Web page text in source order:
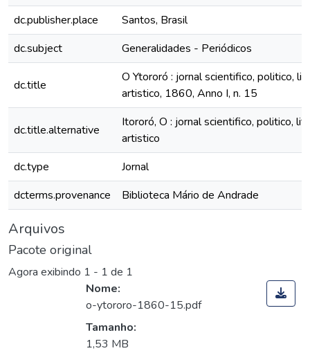
dc.publisher.place
Santos, Brasil
dc.subject
Generalidades - Periódicos
dc.title
O Ytororó : jornal scientifico, politico,
artistico, 1860, Anno I, n. 15
dc.title.alternative
Itororó, O : jornal scientifico, politico,
artistico
dc.type
Jornal
dcterms.provenance
Biblioteca Mário de Andrade
Arquivos
Pacote original
Agora exibindo 1 - 1 de 1
Nome:
o-ytororo-1860-15.pdf
Tamanho:
1,53 MB